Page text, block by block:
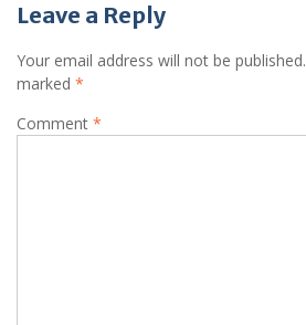
Leave a Reply
Your email address will not be published.
marked *
Comment *